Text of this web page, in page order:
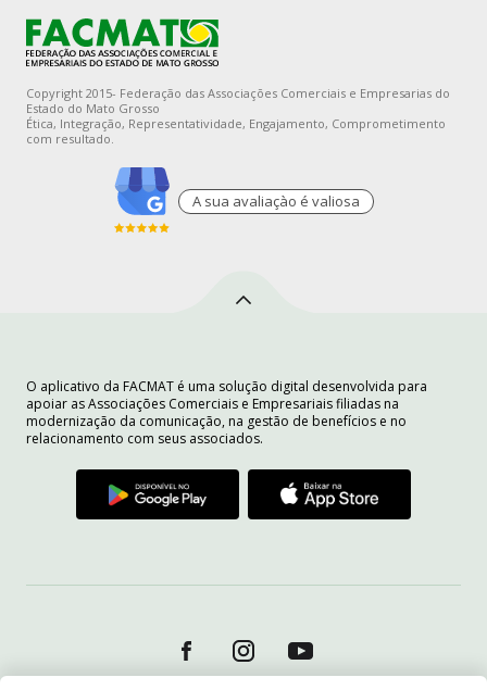
Copyright 2015- Federação das Associações Comerciais e Empresarias do
Estado do Mato Grosso
Ética, Integração, Representatividade, Engajamento, Comprometimento
com resultado.
A sua avaliaçào é valiosa
O aplicativo da FACMAT é uma solução digital desenvolvida para
apoiar as Associações Comerciais e Empresariais filiadas na
modernização da comunicação, na gestão de benefícios e no
relacionamento com seus associados.